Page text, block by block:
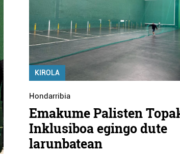
KIROLA
Hondarribia
Emakume Palisten
Inklusiboa egingo dute
larunbatean